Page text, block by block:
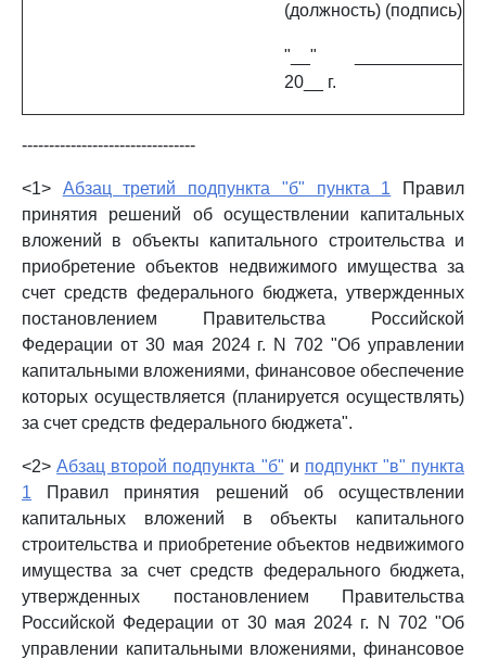
(должность) (подпись)
"__" ___________
20__ г.
--------------------------------
<1> Абзац третий подпункта "б" пункта 1 Правил
принятия решений об осуществлении капитальных
вложений в объекты капитального строительства и
приобретение объектов недвижимого имущества за
счет средств федерального бюджета, утвержденных
постановлением Правительства Российской
Федерации от 30 мая 2024 г. N 702 "Об управлении
капитальными вложениями, финансовое обеспечение
которых осуществляется (планируется осуществлять)
за счет средств федерального бюджета".
<2>Абзац второй подпункта "б" и подпункт "в" пункта
1 Правил принятия решений об осуществлении
капитальных вложений в объекты капитального
строительства и приобретение объектов недвижимого
имущества за счет средств федерального бюджета,
утвержденных постановлением Правительства
Российской Федерации от 30 мая 2024 г. N 702 "Об
управлении капитальными вложениями, финансовое